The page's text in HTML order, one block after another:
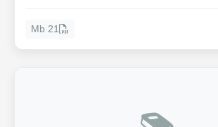
21 Mb